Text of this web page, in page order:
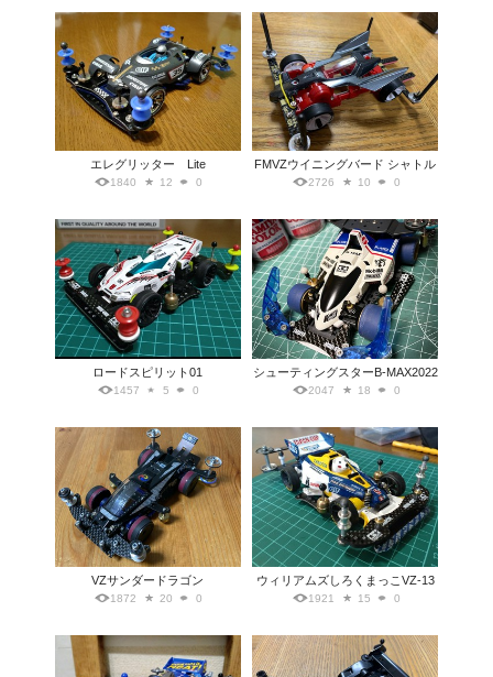
エレグリッター Lite
1840 12 0
FMVZウイニングバード シャトル
2726 10 0
ロードスピリット01
1457 5 0
シューティングスターB-MAX2022
2047 18 0
VZサンダードラゴン
1872 20 0
ウィリアムズしろくまっこVZ-13
1921 15 0